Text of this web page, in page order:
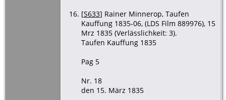
[S633] Rainer Minnerop, Taufen
Kauffung 1835-06, (LDS Film 889976), 15
Mrz 1835 (Verlässlichkeit: 3).
Taufen Kauffung 1835
Pag 5
Nr. 18
den 15. März 1835